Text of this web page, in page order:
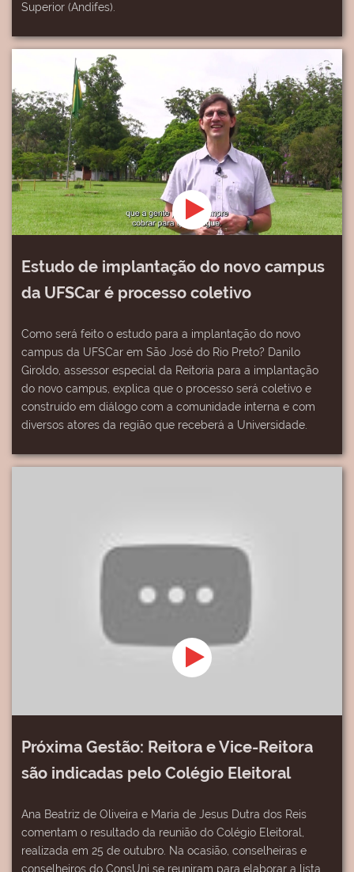
Superior (Andifes).
Estudo de implantação do novo campus
da UFSCar é processo coletivo
Como será feito o estudo para a implantação do novo
campus da UFSCar em São José do Rio Preto? Danilo
Giroldo, assessor especial da Reitoria para a implantação
do novo campus, explica que o processo será coletivo e
construído em diálogo com a comunidade interna e com
diversos atores da região que receberá a Universidade.
Próxima Gestão: Reitora e Vice-Reitora
são indicadas pelo Colégio Eleitoral
Ana Beatriz de Oliveira e Maria de Jesus Dutra dos Reis
comentam o resultado da reunião do Colégio Eleitoral,
realizada em 25 de outubro. Na ocasião, conselheiras e
conselheiros do ConsUni se reuniram para elaborar a lista